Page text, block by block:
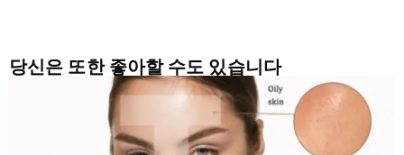
당신은 또한 좋아할 수도 있습니다